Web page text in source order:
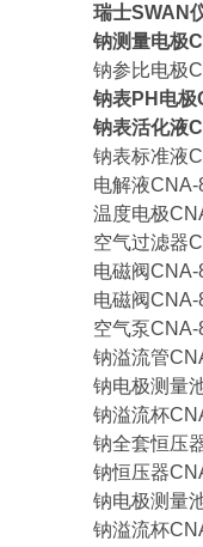
瑞士SWAN
钠测量电极
钠参比电极
钠表PH电极
钠表活化液
钠表标准液
电解液
温度电极
空气过滤器
电磁阀
电磁阀CNA-
空气泵CNA-
钠溢流管
钠电极测量
钠溢流杯
钠全套恒压
钠恒压器
钠电极测量
钠溢流杯